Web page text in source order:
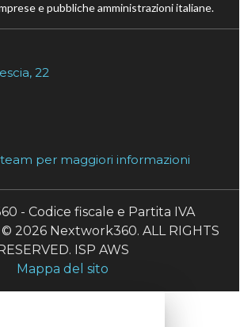
e pubbliche amministrazioni italiane.
22
per maggiori informazioni
- Codice fiscale e Partita IVA
2026 Nextwork360. ALL RIGHTS
ISP AWS
Mappa del sito